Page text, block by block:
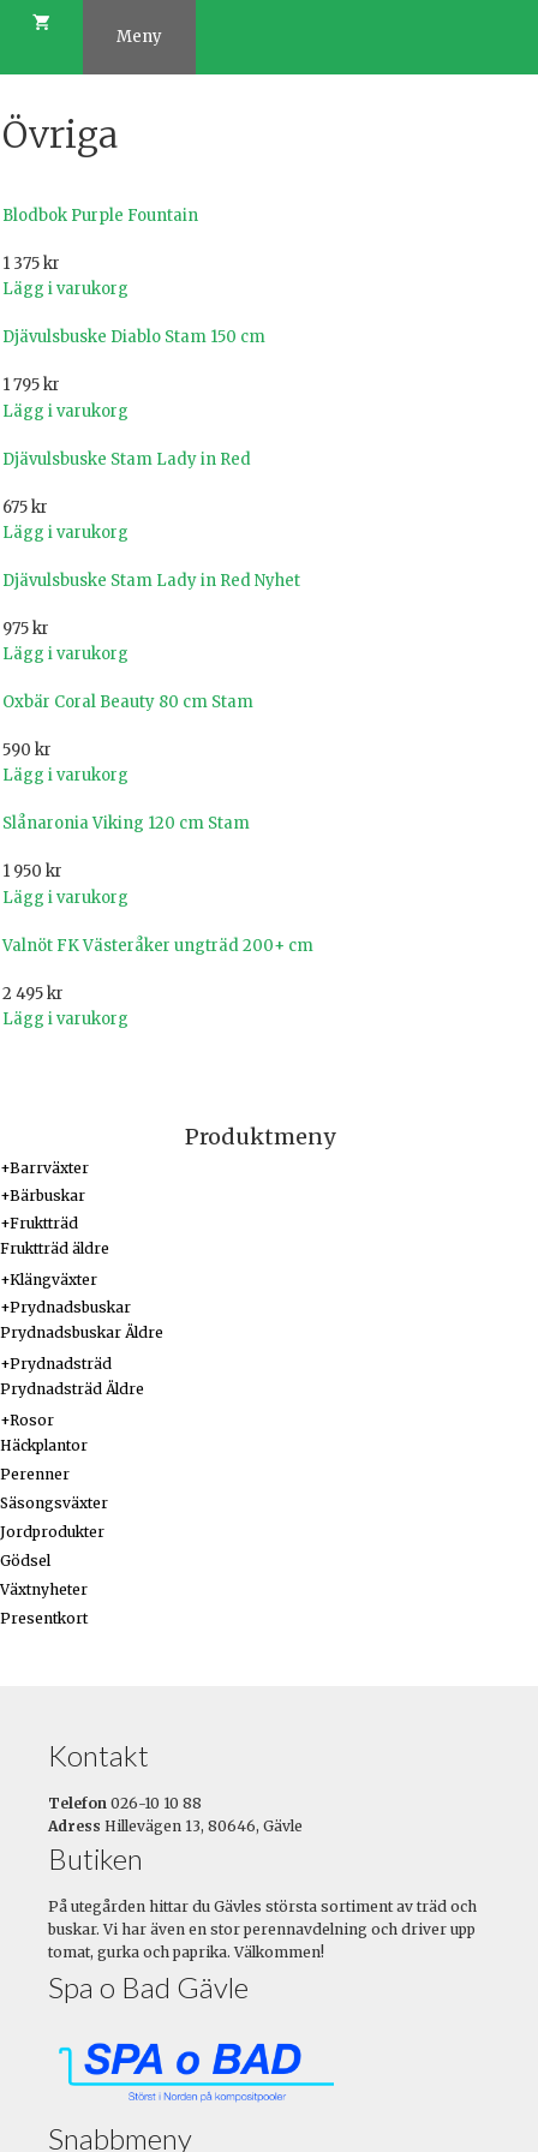
Hoppa
Meny
Övriga
Blodbok Purple Fountain
1 375kr
Lägg i varukorg
Djävulsbuske Diablo Stam 150 cm
1 795kr
Lägg i varukorg
Djävulsbuske Stam Lady in Red
675kr
Lägg i varukorg
Djävulsbuske Stam Lady in Red Nyhet
975kr
Lägg i varukorg
Oxbär Coral Beauty 80 cm Stam
590 kr
Lägg i varukorg
Slånaronia Viking 120 cm Stam
1 950 kr
Lägg i varukorg
Valnöt FK Västeråker ungträd 200+ cm
2 495kr
Lägg i varukorg
Produktmeny
+Barrväxter
+Bärbuskar
+Fruktträd
Fruktträd äldre
+Klängväxter
+Prydnadsbuskar
Prydnadsbuskar Äldre
+Prydnadsträd
Prydnadsträd Äldre
+Rosor
Häckplantor
Perenner
Säsongsväxter
Jordprodukter
Gödsel
Växtnyheter
Presentkort
Kontakt
Telefon 026-10 10 88
Adress Hillevägen 13, 80646, Gävle
Butiken
På utegården hittar du Gävles största sortiment av träd och
buskar. Vi har även en stor perennavdelning och driver upp
tomat, gurka och paprika. Välkommen!
Spa o Bad Gävle
Snabbmeny